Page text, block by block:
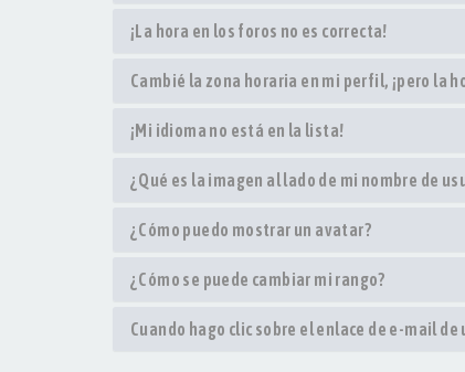
¡La hora en los foros no es correcta!
Cambié la zona horaria en mi perfil, ¡pero la
¡Mi idioma no está en la lista!
¿Qué es la imagen al lado de mi nombre de
¿Cómo puedo mostrar un avatar?
¿Cómo se puede cambiar mi rango?
Cuando hago clic sobre el enlace de e-mail